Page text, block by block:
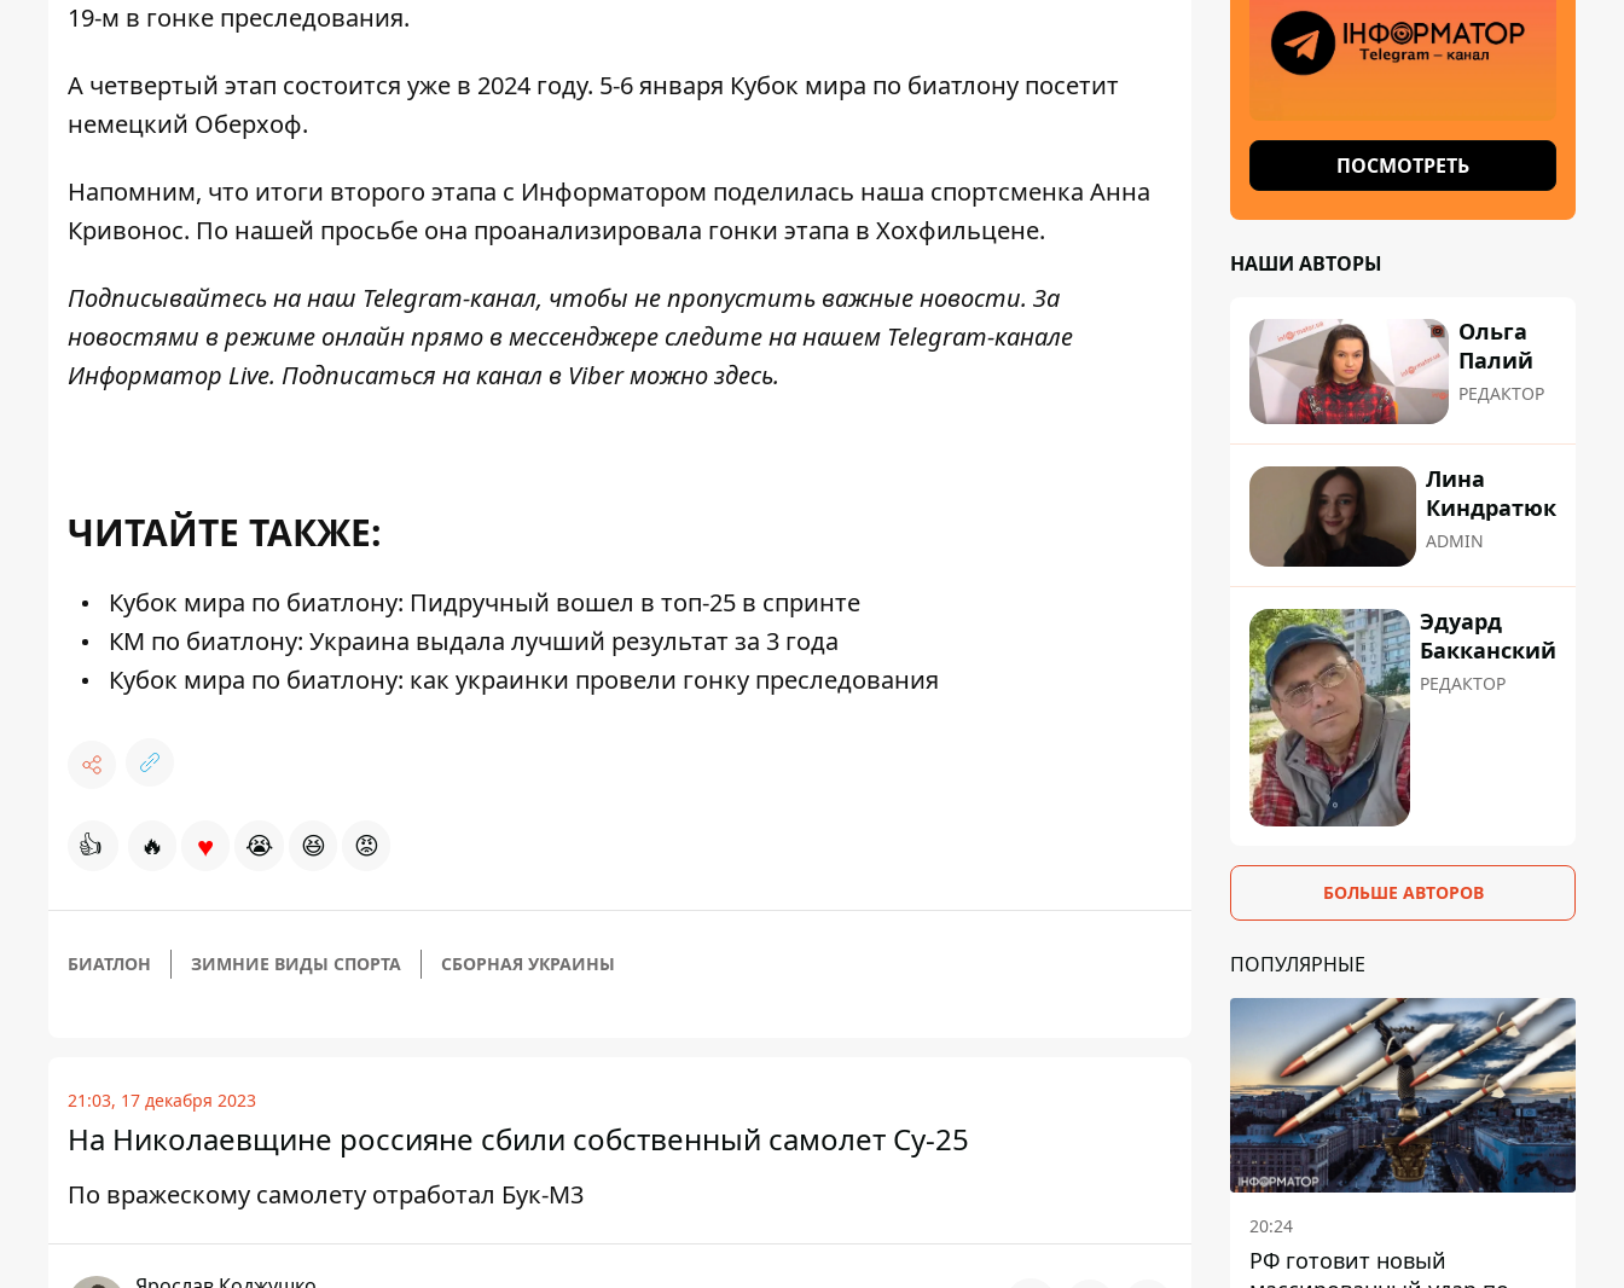
19-м в гонке преследования.
А четвертый этап состоится уже в 2024 году. 5-6 января Кубок мира по биатлону посетит
немецкий Оберхоф.
Напомним, что итоги второго этапа с Информатором поделилась наша спортсменка Анна
Кривонос. По нашей просьбе она проанализировала гонки этапа в Хохфильцене.
Подписывайтесь на наш Telegram-канал, чтобы не пропустить важные новости. За
новостями в режиме онлайн прямо в мессенджере следите на нашем Telegram-канале
Информатор Live. Подписаться на канал в Viber можноздесь.
ЧИТАЙТЕ ТАКЖЕ:
Кубок мира по биатлону: Пидручный вошел в топ-25 в спринте
КМ по биатлону: Украина выдала лучший результат за 3 года
Кубок мира по биатлону: как украинки провели гонку преследования
👍 🔥 ♥ 😭 😆 😡
БИАТЛОН ЗИМНИЕ ВИДЫ СПОРТА СБОРНАЯ УКРАИНЫ
21:03, 17 декабря 2023
На Николаевщине россияне сбили собственный самолет Су-25
По вражескому самолету отработал Бук-М3
ПОСМОТРЕТЬ
НАШИ АВТОРЫ
Ольга
Палий
РЕДАКТОР
Лина
Киндратюк
ADMIN
Эдуард
Бакканский
РЕДАКТОР
БОЛЬШЕ АВТОРОВ
ПОПУЛЯРНЫЕ
20:24
РФ готовит новый